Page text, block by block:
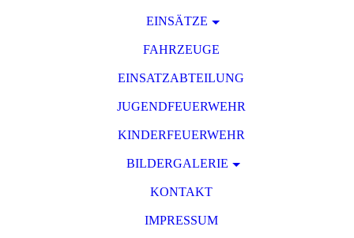
EINSÄTZE
FAHRZEUGE
EINSATZABTEILUNG
JUGENDFEUERWEHR
KINDERFEUERWEHR
BILDERGALERIE
KONTAKT
IMPRESSUM